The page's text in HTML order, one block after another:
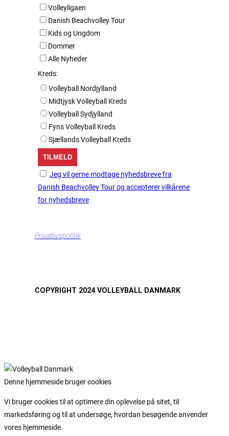
Volleyligaen
Danish Beachvolley Tour
Kids og Ungdom
Dommer
Alle Nyheder
Kreds:
Volleyball Nordjylland
Midtjysk Volleyball Kreds
Volleyball Sydjylland
Fyns Volleyball Kreds
Sjællands Volleyball Kreds
Jeg vil gerne modtage nyhedsbreve fra
Danish Beachvolley Tour og accepterer vilkårene
for nyhedsbreve
Privatlivspolitik
COPYRIGHT 2024 VOLLEYBALL DANMARK
Denne hjemmeside bruger cookies
Vi bruger cookies til at optimere din oplevelse på sitet, til
markedsføring og til at undersøge, hvordan besøgende anvender
vores hjemmeside.